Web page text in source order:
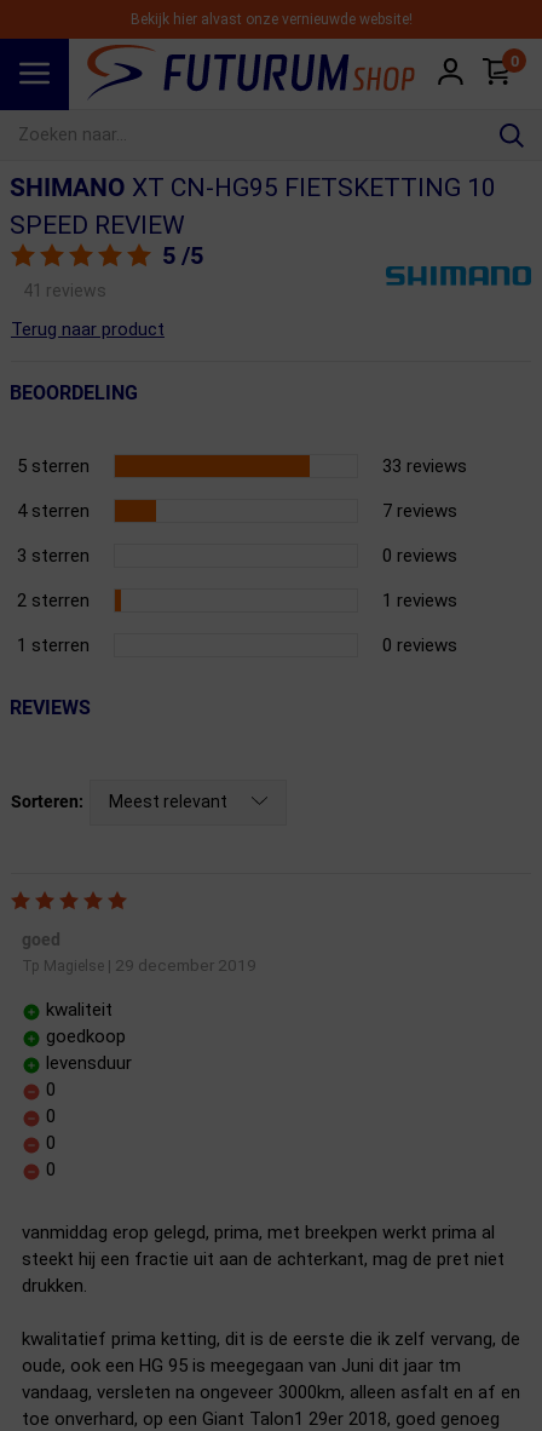
Bekijk hier alvast onze vernieuwde website!
0
SHIMANO XT CN-HG95 FIETSKETTING 10
SPEED REVIEW
5 /5
41 reviews
Terug naar product
BEOORDELING
5 sterren 33 reviews
4 sterren 7 reviews
3 sterren 0 reviews
2 sterren 1 reviews
1 sterren 0 reviews
REVIEWS
Sorteren: Meest relevant
goed
Tp Magielse| 29 december 2019
kwaliteit
goedkoop
levensduur
0
0
0
0
vanmiddag erop gelegd, prima, met breekpen werkt prima al
steekt hij een fractie uit aan de achterkant, mag de pret niet
drukken.
kwalitatief prima ketting, dit is de eerste die ik zelf vervang, de
oude, ook een HG 95 is meegegaan van Juni dit jaar tm
vandaag, versleten na ongeveer 3000km, alleen asfalt en af en
toe onverhard, op een Giant Talon1 29er 2018, goed genoeg